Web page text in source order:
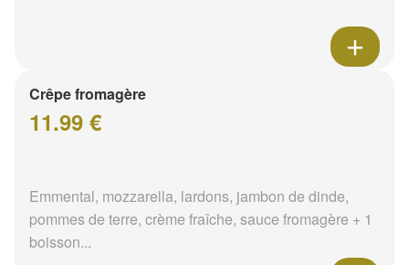
Crêpe fromagère
11.99 €
Emmental, mozzarella, lardons, jambon de dinde,
pommes de terre, crème fraîche, sauce fromagère + 1
boisson...